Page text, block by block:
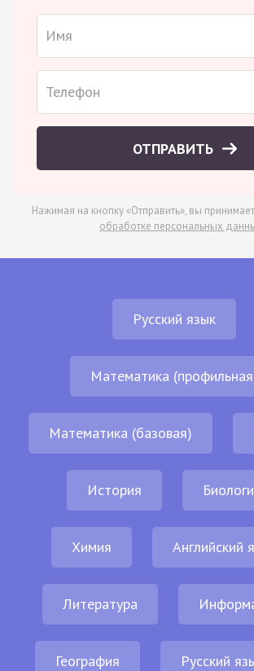
ОТПРАВИТЬ
Нажимая на кнопку «Отправить», вы
обработке персональных
Русский язык
Математика
Математика (базовая)
История
Химия Английский
Литература
География Русский